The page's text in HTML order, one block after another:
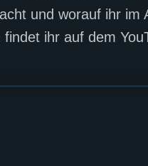
und worauf ihr im
ihr auf dem